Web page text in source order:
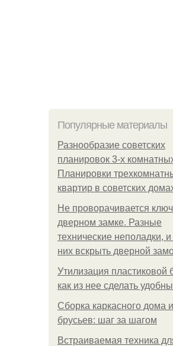
Популярные материалы
Разнообразие советских
планировок 3-х
Планировки
квартир в советских
Не проворачивается
дверном замке. Разные
технические неполадки, и
них вскрыть дверной
Утилизация пластиковой
как из нее сделать
Сборка каркасного дома
брусьев: шаг за шагом
Встраиваемая техника